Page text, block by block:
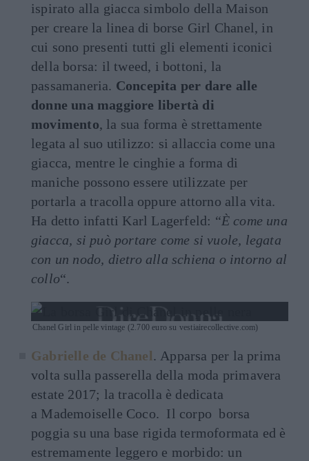
ispirato alla giacca simbolo della Maison
per creare la linea di borse Girl Chanel, in
cui sono presenti tutti gli elementi iconici
della borsa: il tweed, i bottoni, la
passamaneria. Concepita per dare alle
donne una maggiore libertà di
movimento, la sua forma è strettamente
legata al suo utilizzo: si allaccia come una
giacca, mentre le cinghie a forma di
maniche possono essere utilizzate per
portarla a tracolla oppure attorno alla vita.
Ha detto infatti Karl Lagerfeld: “È come una
giacca, si può portare come si vuole, legata
con un nodo, dietro alla schiena o intorno al
collo“.
Chanel Girl in pelle vintage (2.700 euro su vestiairecollective.com)
Gabrielle de Chanel. Apparsa per la prima
volta sulla passerella della moda primavera
estate 2017; la tracolla è dedicata
a Mademoiselle Coco. Il corpo borsa
poggia su una base rigida termoformata ed è
estremamente leggero e morbido: un